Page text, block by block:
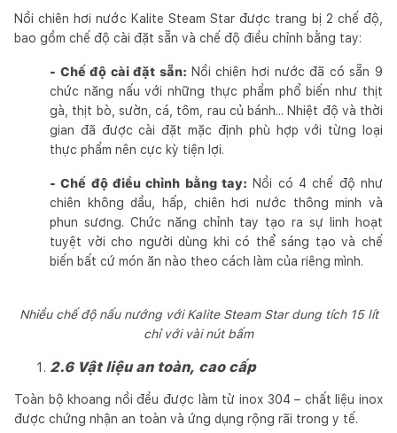
Nồi chiên hơi nước Kalite Steam Star được trang bị 2 chế độ,
bao gồm chế độ cài đặt sẵn và chế độ điều chỉnh bằng tay:
- Chế độ cài đặt sẵn: Nồi chiên hơi nước đã có sẵn 9
chức năng nấu với những thực phẩm phổ biến như thịt
gà, thịt bò, sườn, cá, tôm, rau củ bánh... Nhiệt độ và thời
gian đã được cài đặt mặc định phù hợp với từng loại
thực phẩm nên cực kỳ tiện lợi.
- Chế độ điều chỉnh bằng tay: Nồi có 4 chế độ như
chiên không dầu, hấp, chiên hơi nước thông minh và
phun sương. Chức năng chỉnh tay tạo ra sự linh hoạt
tuyệt vời cho người dùng khi có thể sáng tạo và chế
biến bất cứ món ăn nào theo cách làm của riêng mình.
Nhiều chế độ nấu nướng với Kalite Steam Star dung tích 15 lít
chỉ với vài nút bấm
2.6 Vật liệu an toàn, cao cấp
Toàn bộ khoang nồi đều được làm từ inox 304 – chất liệu inox
được chứng nhận an toàn và ứng dụng rộng rãi trong y tế.